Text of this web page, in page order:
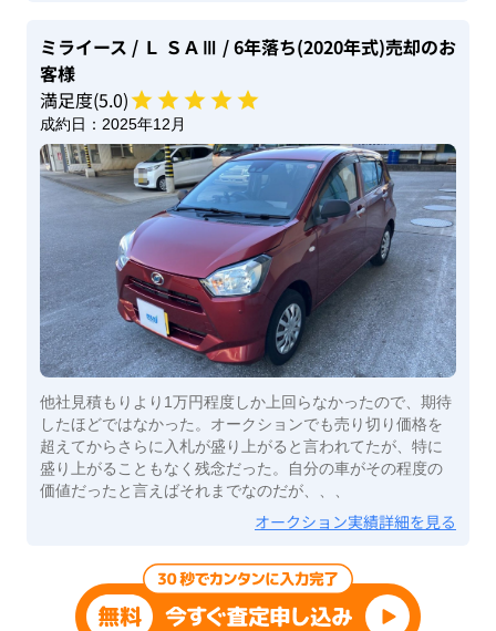
ミライース / Ｌ ＳＡⅢ / 6年落ち(2020年式)売却のお
客様
満足度(5.0)
成約日： 2025年12月
他社見積もりより1万円程度しか上回らなかったので、期待
したほどではなかった。オークションでも売り切り価格を
超えてからさらに入札が盛り上がると言われてたが、特に
盛り上がることもなく残念だった。自分の車がその程度の
価値だったと言えばそれまでなのだが、、、
オークション実績詳細を見る